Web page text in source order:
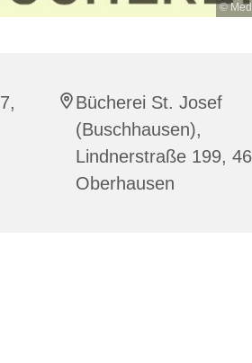
©
Bücherei St. Josef
(Buschhausen),
Lindnerstraße 199,
Oberhausen